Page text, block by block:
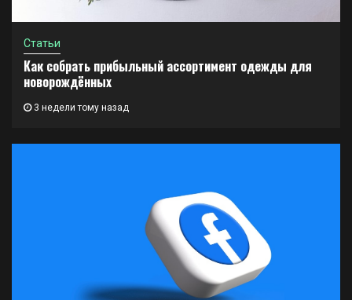
Статьи
Как собрать прибыльный ассортимент одежды для
новорождённых
3 недели тому назад